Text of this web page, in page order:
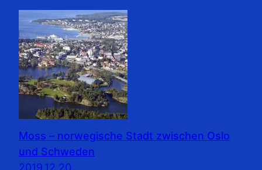
Moss – norwegische Stadt zwischen Oslo
und Schweden